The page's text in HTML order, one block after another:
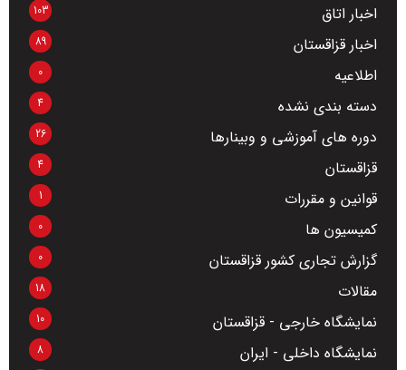
اخبار اتاق 103
اخبار قزاقستان 89
اطلاعیه 0
دسته بندی نشده 4
دوره های آموزشی و وبینارها 26
قزاقستان 4
قوانین و مقررات 1
کمیسیون ها 0
گزارش تجاری کشور قزاقستان 0
مقالات 18
نمایشگاه خارجی - قزاقستان 10
نمایشگاه داخلی - ایران 8